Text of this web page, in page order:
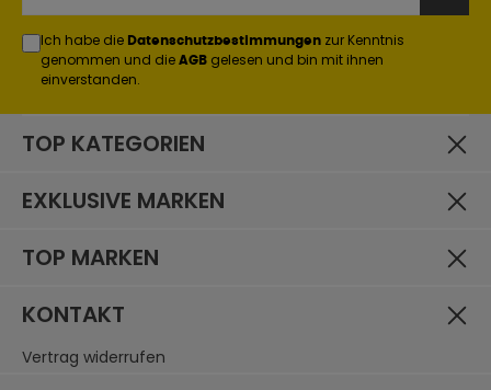
Ich habe die Datenschutzbestimmungen zur Kenntnis
genommen und die AGB gelesen und bin mit ihnen
einverstanden.
TOP KATEGORIEN
EXKLUSIVE MARKEN
TOP MARKEN
KONTAKT
Vertrag widerrufen